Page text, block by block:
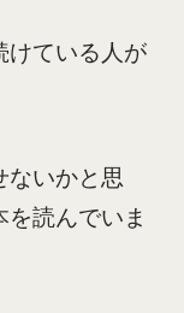
けている人が
ないかと思
読んでいま